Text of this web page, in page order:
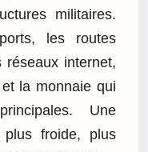
militaires.
les routes
réseaux internet,
la monnaie qui
Une
froide, plus